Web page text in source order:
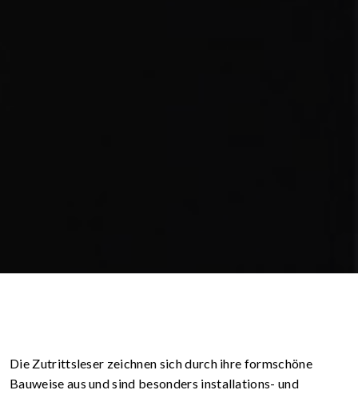
Die Zutrittsleser zeichnen sich durch ihre formschöne
Bauweise aus und sind besonders installations- und